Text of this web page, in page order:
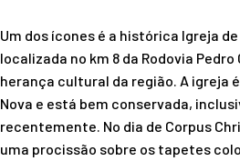
Um dos ícones é a histórica Igreja
localizada no km 8 da Rodovia
herança cultural da região. A igreja
Nova e está bem conservada,
recentemente. No dia de Corpus
uma procissão sobre os tapetes